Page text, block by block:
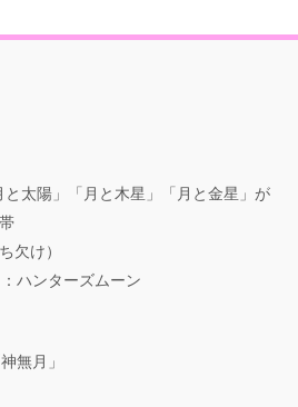
と太陽」「月と木星」「月と金星」が
欠け）
ハンターズムーン
無月」